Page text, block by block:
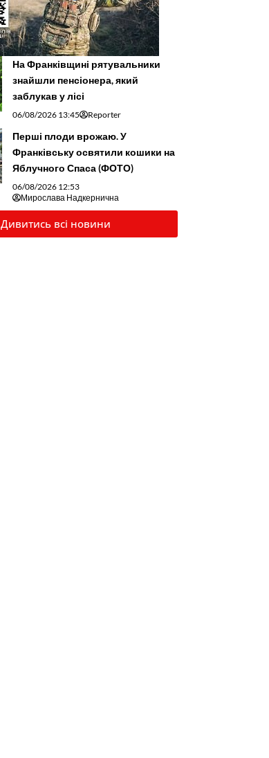
На Франківщині рятувальники
знайшли пенсіонера, який
заблукав у лісі
06/08/2026 13:45 Reporter
Перші плоди врожаю. У
Франківську освятили кошики на
Яблучного Спаса (ФОТО)
06/08/2026 12:53
Мирослава Надкернична
Дивитись всі новини